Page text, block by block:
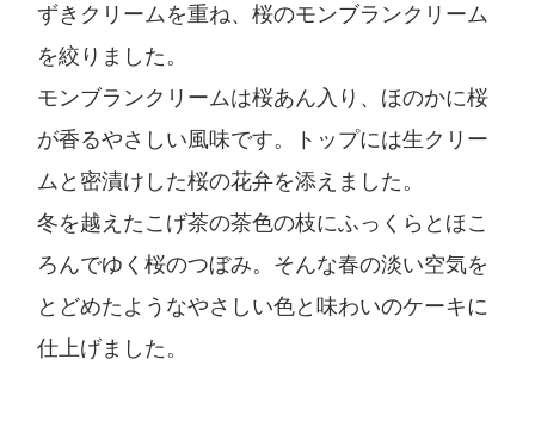
ずきクリームを重ね、桜のモンブランクリーム
を絞りました。
モンブランクリームは桜あん入り、ほのかに桜
が香るやさしい風味です。トップには生クリー
ムと密漬けした桜の花弁を添えました。
冬を越えたこげ茶の茶色の枝にふっくらとほこ
ろんでゆく桜のつぼみ。そんな春の淡い空気を
とどめたようなやさしい色と味わいのケーキに
仕上げました。